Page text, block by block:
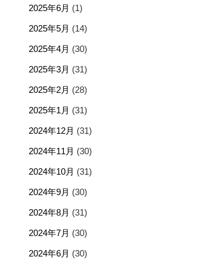
2025年6月 (1)
2025年5月 (14)
2025年4月 (30)
2025年3月 (31)
2025年2月 (28)
2025年1月 (31)
2024年12月 (31)
2024年11月 (30)
2024年10月 (31)
2024年9月 (30)
2024年8月 (31)
2024年7月 (30)
2024年6月 (30)